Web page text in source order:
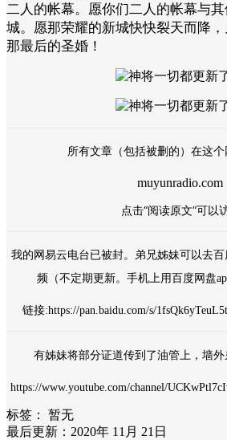
二人的帐幕。愿你们二人的帐幕与
城。愿那荣耀的新城快快裂天而降
那最后的圣婚！
所有文章（包括被删的）在这个
muyunradio.com
点击“阅读原文”可以
我的网易云电台已被封。弟兄姊妹可以去
频（不定期更新。手机上用百度网盘
链接:https://pan.baidu.com/s/
有姊妹将部分证道传到了油管上，墙外
https://www.youtube.com/channel/
标签：
暂无
最后更新：2020年 11月 21日